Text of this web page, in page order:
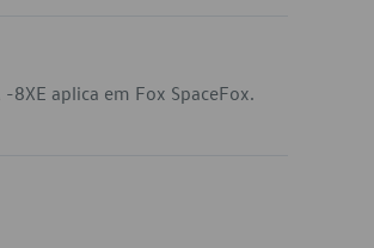
aplica em Fox SpaceFox.